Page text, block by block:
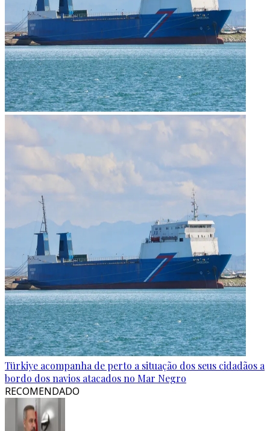
Türkiye acompanha de perto a situação dos seus cidadãos a
bordo dos navios atacados no Mar Negro
RECOMENDADO